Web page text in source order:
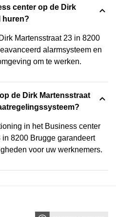
center op de Dirk
huren?
Martensstraat 23 in 8200
alarmsysteem en
om te werken.
de Dirk Martensstraat
in het Business center
8200 Brugge garandeert
voor uw werknemers.